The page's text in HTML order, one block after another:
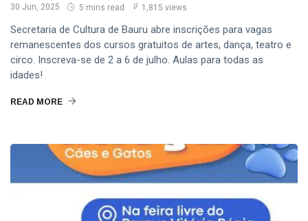
30 Jun, 2025 5 mins read 1,815 views
Secretaria de Cultura de Bauru abre inscrições para vagas
remanescentes dos cursos gratuitos de artes, dança, teatro e
circo. Inscreva-se de 2 a 6 de julho. Aulas para todas as
idades!
READ MORE